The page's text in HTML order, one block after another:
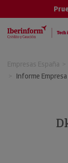
Empresas España
Informe